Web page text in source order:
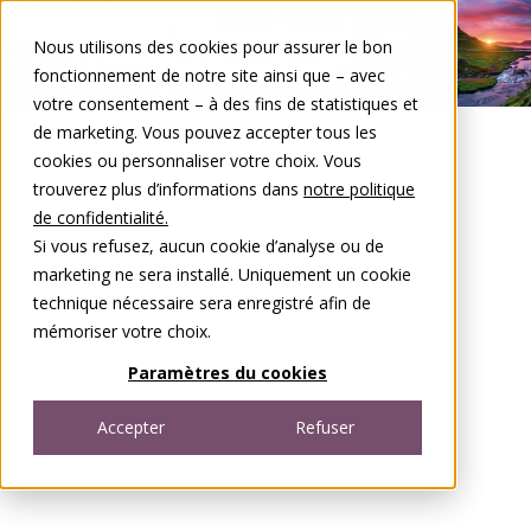
Nous utilisons des cookies pour assurer le bon
fonctionnement de notre site ainsi que – avec
votre consentement – à des fins de statistiques et
de marketing. Vous pouvez accepter tous les
cookies ou personnaliser votre choix. Vous
trouverez plus d’informations dans notre politique
de confidentialité.
Si vous refusez, aucun cookie d’analyse ou de
marketing ne sera installé. Uniquement un cookie
technique nécessaire sera enregistré afin de
mémoriser votre choix.
Paramètres du cookies
Accepter Refuser
DEFR
Open menu